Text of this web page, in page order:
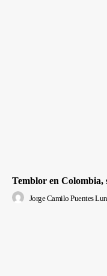
Temblor en Colombia,
Jorge Camilo Puentes